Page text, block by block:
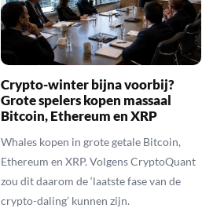
Crypto-winter bijna voorbij?
Grote spelers kopen massaal
Bitcoin, Ethereum en XRP
Whales kopen in grote getale Bitcoin,
Ethereum en XRP. Volgens CryptoQuant
zou dit daarom de ‘laatste fase van de
crypto-daling’ kunnen zijn.